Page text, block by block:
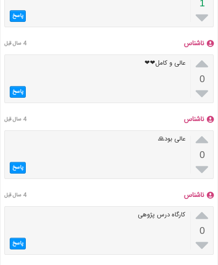
1
 پاسخ
ناشناس 4 سال قبل

0

عالی و کامل❤❤
پاسخ
ناشناس 4 سال قبل

0

عالی بود🙏
پاسخ
ناشناس 4 سال قبل

0

کارگاه درس پژوهی
پاسخ